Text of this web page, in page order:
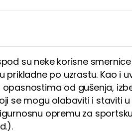
su neke korisne
prikladne po uzrastu. Kao i
opasnostima od gušenja,
se mogu olabaviti i staviti
opremu za